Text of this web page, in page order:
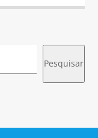
Pesquisar